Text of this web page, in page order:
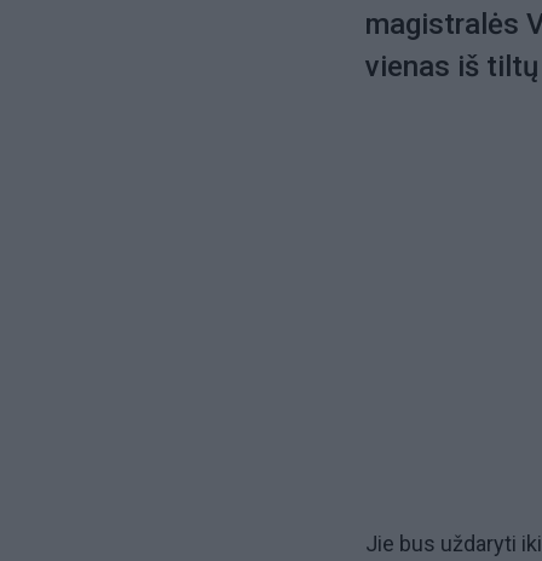
magistralės
vienas iš
Jie bus uždaryti